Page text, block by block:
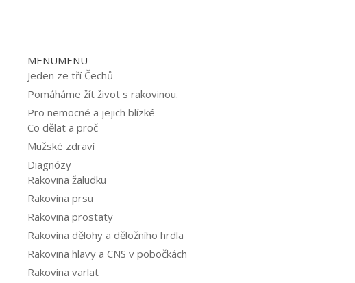
MENUMENU
Jeden ze tří Čechů
Pomáháme žít život s rakovinou.
Pro nemocné a jejich blízké
Co dělat a proč
Mužské zdraví
Diagnózy
Rakovina žaludku
Rakovina prsu
Rakovina prostaty
Rakovina dělohy a děložního hrdla
Rakovina hlavy a CNS v pobočkách
Rakovina varlat